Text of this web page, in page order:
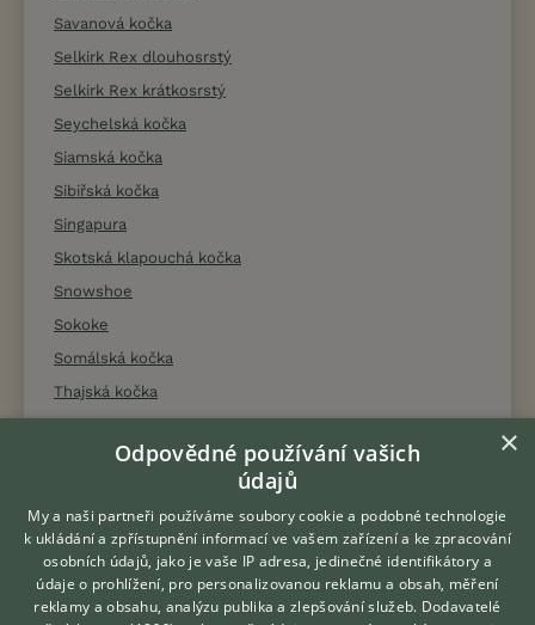
Savanová kočka
Selkirk Rex dlouhosrstý
Selkirk Rex krátkosrstý
Seychelská kočka
Siamská kočka
Sibiřská kočka
Singapura
Skotská klapouchá kočka
Snowshoe
Sokoke
Somálská kočka
Thajská kočka
Turecká Van
Ukrajinský levkoy
×
Odpovědné používání vašich
údajů
My a naši partneři používáme soubory cookie a podobné technologie
k ukládání a zpřístupnění informací ve vašem zařízení a ke zpracování
osobních údajů, jako je vaše IP adresa, jedinečné identifikátory a
údaje o prohlížení, pro personalizovanou reklamu a obsah, měření
reklamy a obsahu, analýzu publika a zlepšování služeb. Dodavatelé